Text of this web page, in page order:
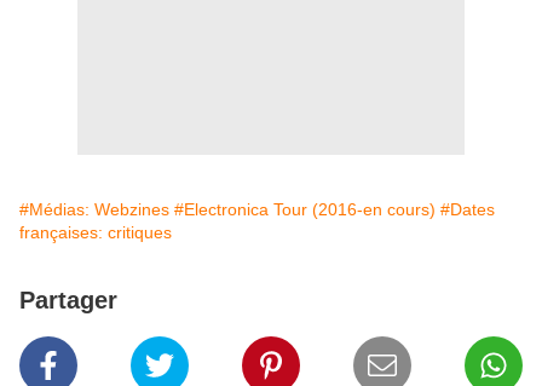
#Médias: Webzines #Electronica Tour (2016-en cours) #Dates
françaises: critiques
Partager